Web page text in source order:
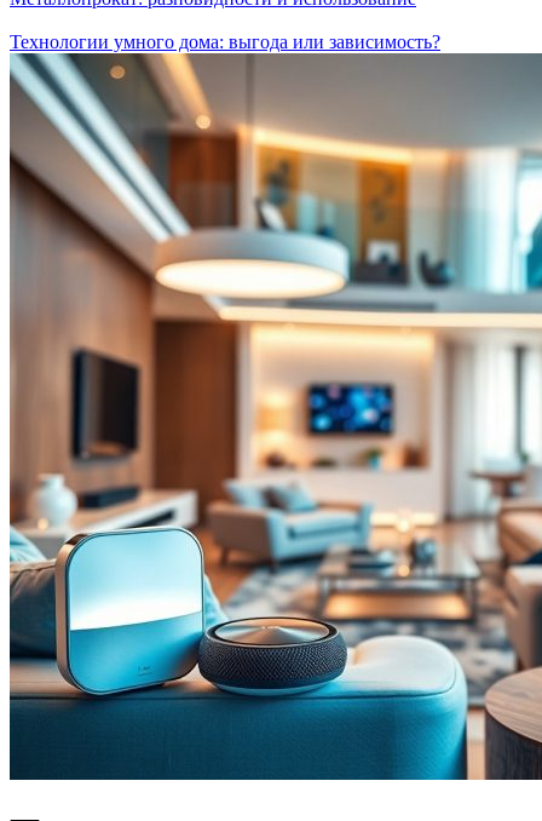
Технологии умного дома: выгода или зависимость?